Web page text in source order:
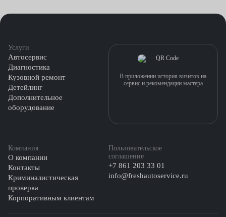
Услуги
Автосервис
Диагностика
Кузовной ремонт
Детейлинг
Дополнительное
оборудование
Компания
О компании
Контакты
Криминалистическая
проверка
Корпоративным клиентам
Пользовательское
соглашение
+7 861 203 33 01
info@freshautoservice.ru
В приложении история визитов на
сервис и рекомендации мастера